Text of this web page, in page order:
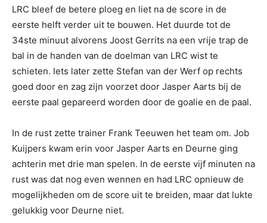
LRC bleef de betere ploeg en liet na de score in de
eerste helft verder uit te bouwen. Het duurde tot de
34ste minuut alvorens Joost Gerrits na een vrije trap de
bal in de handen van de doelman van LRC wist te
schieten. Iets later zette Stefan van der Werf op rechts
goed door en zag zijn voorzet door Jasper Aarts bij de
eerste paal gepareerd worden door de goalie en de paal.
In de rust zette trainer Frank Teeuwen het team om. Job
Kuijpers kwam erin voor Jasper Aarts en Deurne ging
achterin met drie man spelen. In de eerste vijf minuten na
rust was dat nog even wennen en had LRC opnieuw de
mogelijkheden om de score uit te breiden, maar dat lukte
gelukkig voor Deurne niet.